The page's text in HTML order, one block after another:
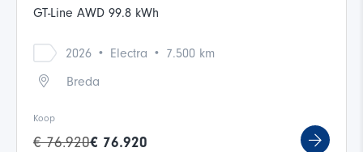
GT-Line AWD 99.8 kWh
2026 · Electra · 7.500 km
Breda
Koop
€ 76.920€ 76.920